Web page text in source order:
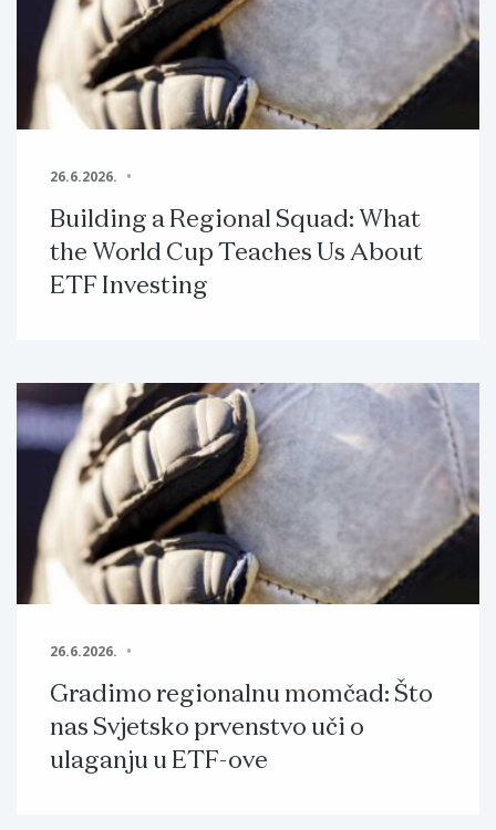
26.6.2026.
Building a Regional Squad: What
the World Cup Teaches Us About
ETF Investing
26.6.2026.
Gradimo regionalnu momčad: Što
nas Svjetsko prvenstvo uči o
ulaganju u ETF-ove